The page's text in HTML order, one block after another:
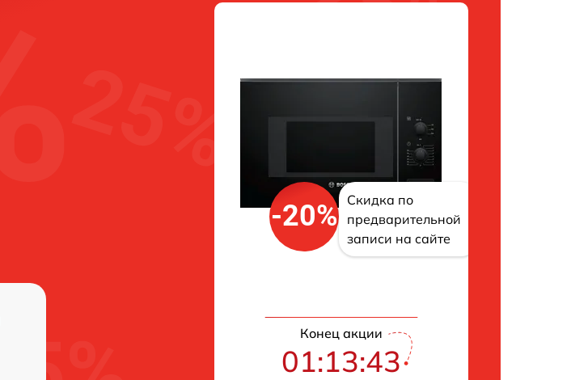
-20%
Скидка по
предварительной
записи на сайте
Конец акции
01:13:42